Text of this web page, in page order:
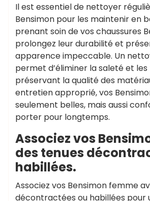
Il est essentiel de nettoyer
Bensimon pour les maintenir en
prenant soin de vos chaussures
prolongez leur durabilité et
apparence impeccable. Un
permet d’éliminer la saleté et
préservant la qualité des
entretien approprié, vos
seulement belles, mais aussi
porter pour longtemps.
Associez vos
des tenues
habillées.
Associez vos Bensimon femme
décontractées ou habillées pour